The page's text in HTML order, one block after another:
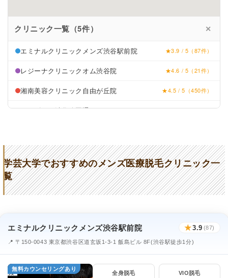
クリニック一覧（5件） ✕
エミナルクリニックメンズ渋谷駅前院 ★3.9 / 5（87件）
レジーナクリニックオム渋谷院 ★4.6 / 5（21件）
湘南美容クリニック自由が丘院 ★4.5 / 5（450件）
メンズリゼ渋谷公園通り ★4.2 / 5（156件）
学芸大学でおすすめのメンズ医療脱毛クリニック一
覧
エミナルクリニックメンズ渋谷駅前院 ★3.9 (87)
📍 〒150-0043 東京都渋谷区道玄坂1-3-1 飯島ビル 8F(渋谷駅徒歩1分)
無料カウンセリングあり
全身脱毛 VIO脱毛